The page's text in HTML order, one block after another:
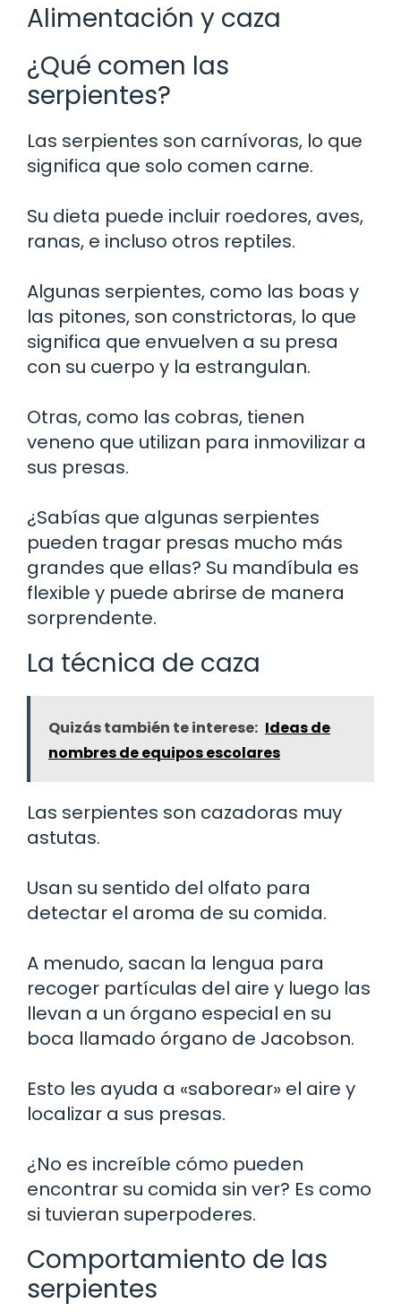
Alimentación y caza
¿Qué comen las
serpientes?
Las serpientes son carnívoras, lo que
significa que solo comen carne.
Su dieta puede incluir roedores, aves,
ranas, e incluso otros reptiles.
Algunas serpientes, como las boas y
las pitones, son constrictoras, lo que
significa que envuelven a su presa
con su cuerpo y la estrangulan.
Otras, como las cobras, tienen
veneno que utilizan para inmovilizar a
sus presas.
¿Sabías que algunas serpientes
pueden tragar presas mucho más
grandes que ellas? Su mandíbula es
flexible y puede abrirse de manera
sorprendente.
La técnica de caza
Quizás también te interese: Ideas de
nombres de equipos escolares
Las serpientes son cazadoras muy
astutas.
Usan su sentido del olfato para
detectar el aroma de su comida.
A menudo, sacan la lengua para
recoger partículas del aire y luego las
llevan a un órgano especial en su
boca llamado órgano de Jacobson.
Esto les ayuda a «saborear» el aire y
localizar a sus presas.
¿No es increíble cómo pueden
encontrar su comida sin ver? Es como
si tuvieran superpoderes.
Comportamiento de las
serpientes